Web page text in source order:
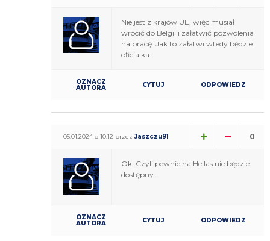
Nie jest z krajów UE, więc musiał
wrócić do Belgii i załatwić pozwolenia
na pracę. Jak to załatwi wtedy będzie
oficjalka.
OZNACZ
AUTORA CYTUJ ODPOWIEDZ
05.01.2024 o 10:12 przez Jaszczu91 0
Ok. Czyli pewnie na Hellas nie będzie
dostępny.
OZNACZ
AUTORA CYTUJ ODPOWIEDZ